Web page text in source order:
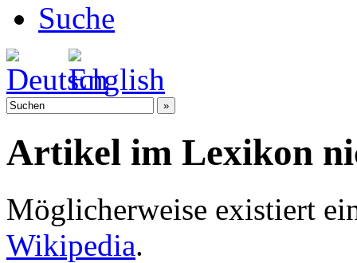
Suche
Artikel im Lexikon
Möglicherweise existiert
Wikipedia.